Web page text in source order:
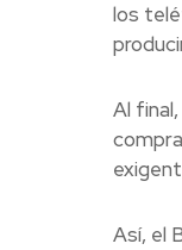
los
Al
Así, el